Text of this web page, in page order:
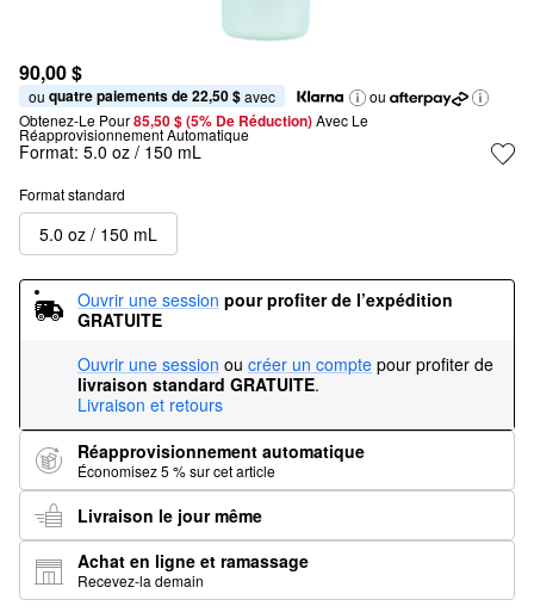
90,00 $
ou quatre paiements de 22,50 $ avec
ou
Obtenez-Le Pour85,50 $ (5% De Réduction) Avec Le
Réapprovisionnement Automatique
Format: 5.0 oz / 150 mL
Format standard
5.0 oz / 150 mL
Ouvrir une session pour profiter de l’expédition
GRATUITE
Ouvrir une session ou créer un compte pour profiter de
livraison standard GRATUITE.
Livraison et retours
Réapprovisionnement automatique
Économisez 5 % sur cet article
Livraison le jour même
Achat en ligne et ramassage
Recevez-la demain